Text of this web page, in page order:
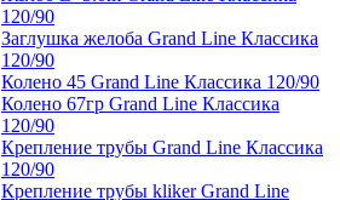
120/90
Заглушка желоба Grand Line Классика
120/90
Колено 45 Grand Line Классика 120/90
Колено 67гр Grand Line Классика
120/90
Крепление трубы Grand Line Классика
120/90
Крепление трубы kliker Grand Line